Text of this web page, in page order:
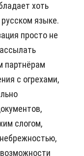
хоть
языке.
просто не
партнёрам
с огрехами,
слогом,